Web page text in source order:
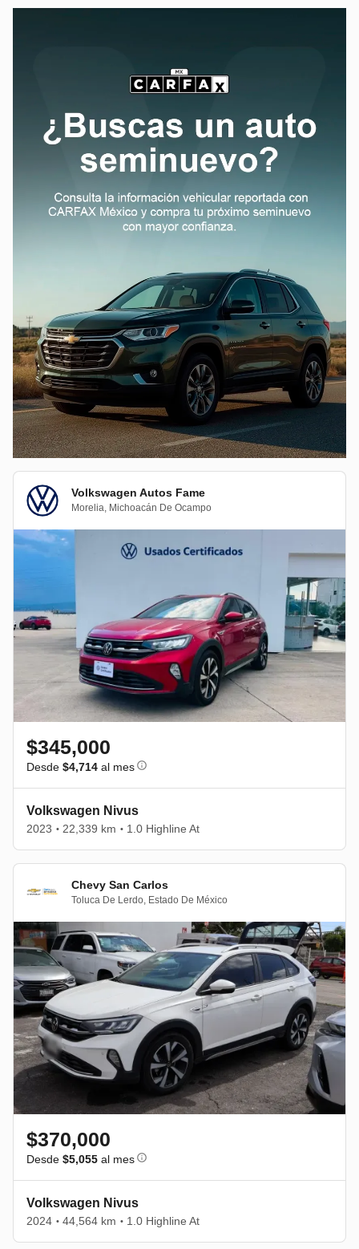
Volkswagen Autos Fame
Morelia, Michoacán De Ocampo
$345,000
Desde $4,714 al mes
Volkswagen Nivus
2023 • 22,339 km • 1.0 Highline At
Chevy San Carlos
Toluca De Lerdo, Estado De México
$370,000
Desde $5,055 al mes
Volkswagen Nivus
2024 • 44,564 km • 1.0 Highline At